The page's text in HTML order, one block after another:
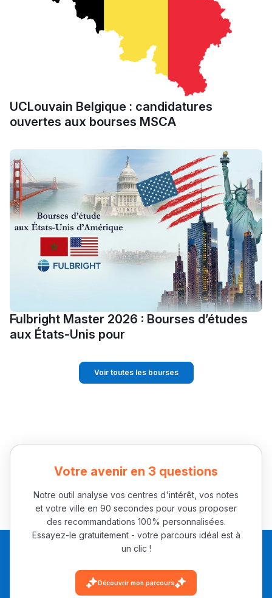
UCLouvain Belgique : candidatures
ouvertes aux bourses MSCA
Fulbright Master 2026 : Bourses d’études
aux États-Unis pour
Voir toutes les bourses
Votre avenir en 3 questions
Notre outil analyse vos centres d'intérêt, vos notes
et votre ville en 90 secondes pour vous proposer
des recommandations 100% personnalisées.
Essayez-le gratuitement - votre parcours idéal est à
un clic !
Découvrir mon parcours